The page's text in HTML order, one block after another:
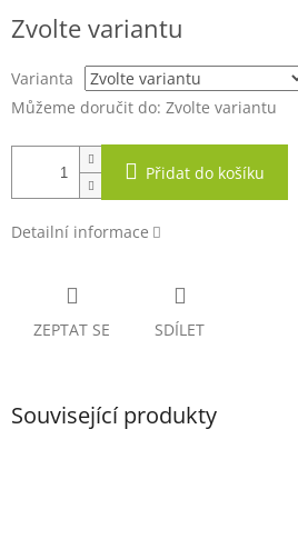
cena:
Zvolte variantu
Varianta
Můžeme doručit do: Zvolte variantu
Přidat do košíku
Detailní informace
ZEPTAT SE SDÍLET
Související produkty